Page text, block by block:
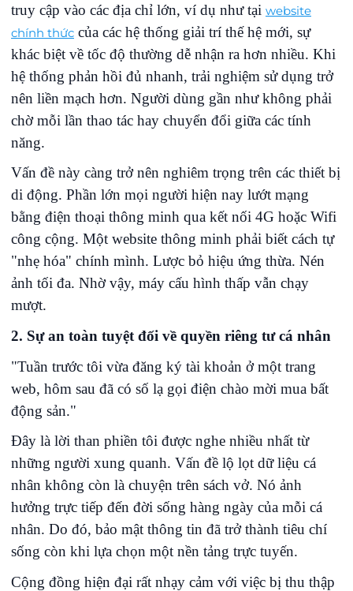
truy cập vào các địa chỉ lớn, ví dụ như tại website
chính thức của các hệ thống giải trí thế hệ mới, sự
khác biệt về tốc độ thường dễ nhận ra hơn nhiều. Khi
hệ thống phản hồi đủ nhanh, trải nghiệm sử dụng trở
nên liền mạch hơn. Người dùng gần như không phải
chờ mỗi lần thao tác hay chuyển đổi giữa các tính
năng.
Vấn đề này càng trở nên nghiêm trọng trên các thiết bị
di động. Phần lớn mọi người hiện nay lướt mạng
bằng điện thoại thông minh qua kết nối 4G hoặc Wifi
công cộng. Một website thông minh phải biết cách tự
"nhẹ hóa" chính mình. Lược bỏ hiệu ứng thừa. Nén
ảnh tối đa. Nhờ vậy, máy cấu hình thấp vẫn chạy
mượt.
2. Sự an toàn tuyệt đối về quyền riêng tư cá nhân
"Tuần trước tôi vừa đăng ký tài khoản ở một trang
web, hôm sau đã có số lạ gọi điện chào mời mua bất
động sản."
Đây là lời than phiền tôi được nghe nhiều nhất từ
những người xung quanh. Vấn đề lộ lọt dữ liệu cá
nhân không còn là chuyện trên sách vở. Nó ảnh
hưởng trực tiếp đến đời sống hàng ngày của mỗi cá
nhân. Do đó, bảo mật thông tin đã trở thành tiêu chí
sống còn khi lựa chọn một nền tảng trực tuyến.
Cộng đồng hiện đại rất nhạy cảm với việc bị thu thập